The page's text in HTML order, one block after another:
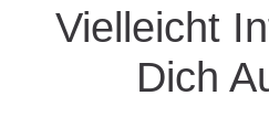
Vielleicht
Dich